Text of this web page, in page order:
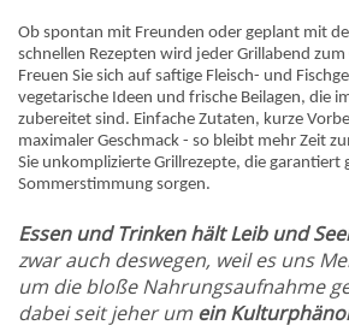
Ob spontan mit Freunden oder geplant mit
schnellen Rezepten wird jeder Grillabend zum
Freuen Sie sich auf saftige Fleisch- und
vegetarische Ideen und frische Beilagen, die
zubereitet sind. Einfache Zutaten, kurze
maximaler Geschmack - so bleibt mehr Zeit
Sie unkomplizierte Grillrezepte, die garantiert
Sommerstimmung sorgen.
Essen und Trinken hält Leib und
zwar auch deswegen, weil es uns
um die bloße Nahrungsaufnahme
dabei seit jeher um ein